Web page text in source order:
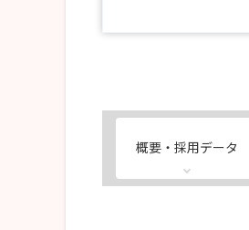
📅 夏の就業体験
📍米の山病院
🗓 2026年7月18日（土
概要・採用データ